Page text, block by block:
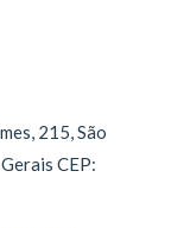
215, São
CEP: